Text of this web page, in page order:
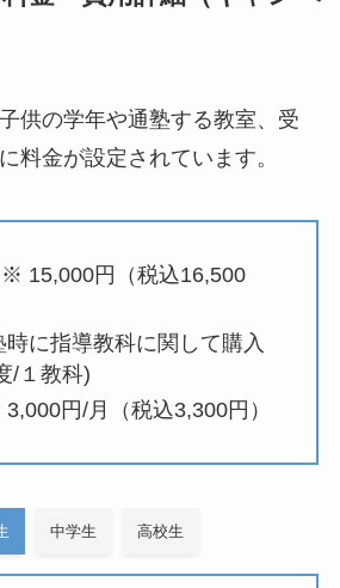
供の学年や通塾する教室、受
料金が設定されています。
15,000円（税込16,500
に指導教科に関して購入
/１教科)
円/月（税込3,300円）
中学生 高校生